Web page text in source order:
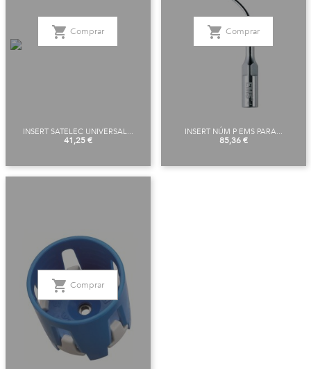
INSERT SATELEC UNIVERSAL...
Precio
41,25 €
shopping_cart Comprar
INSERT NÚM P EMS PARA...
Precio
85,36 €
shopping_cart Comprar
shopping_cart Comprar